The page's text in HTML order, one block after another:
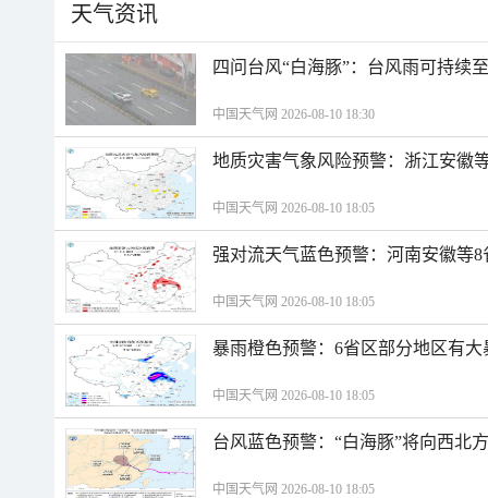
天气资讯
四问台风“白海豚”：台风雨可持续
中国天气网 2026-08-10 18:30
地质灾害气象风险预警：浙江安徽
中国天气网 2026-08-10 18:05
强对流天气蓝色预警：河南安徽等
中国天气网 2026-08-10 18:05
暴雨橙色预警：6省区部分地区有
中国天气网 2026-08-10 18:05
台风蓝色预警：“白海豚”将向西北
中国天气网 2026-08-10 18:05